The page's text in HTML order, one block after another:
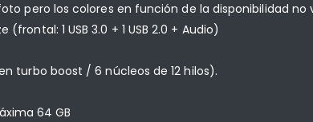
pero los colores en función de la disponibilidad no
1 USB 3.0 + 1 USB 2.0 + Audio)
turbo boost / 6 núcleos de 12 hilos).
64 GB